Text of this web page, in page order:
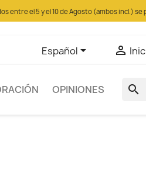
entre el 5 y el 10 de Agosto (ambos incl.)
Español 
OPINIONES search